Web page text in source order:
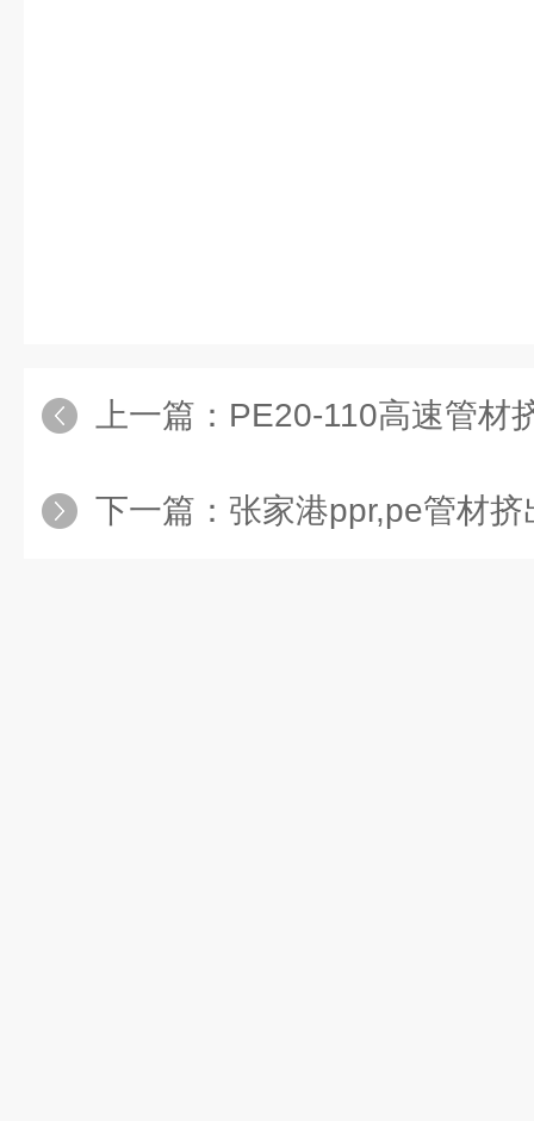
上一篇： PE20-110高速管材
下一篇： 张家港ppr,pe管材